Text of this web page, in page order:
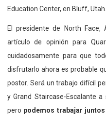
Education Center, en Bluff, Utah.
El presidente de North
artículo de opinión para
cuidadosamente para que
disfrutarlo ahora es probable
postor. Será un trabajo difícil
y Grand Staircase-Escalante
pero podemos trabajar